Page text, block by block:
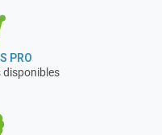
PRO
disponibles